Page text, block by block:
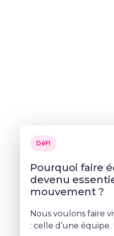
DéFI
Pourquoi faire
devenu
mouvement ?
Nous voulons faire
: celle d’une